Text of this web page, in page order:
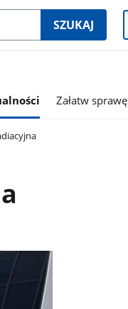
SZUKAJ
Załatw sprawę